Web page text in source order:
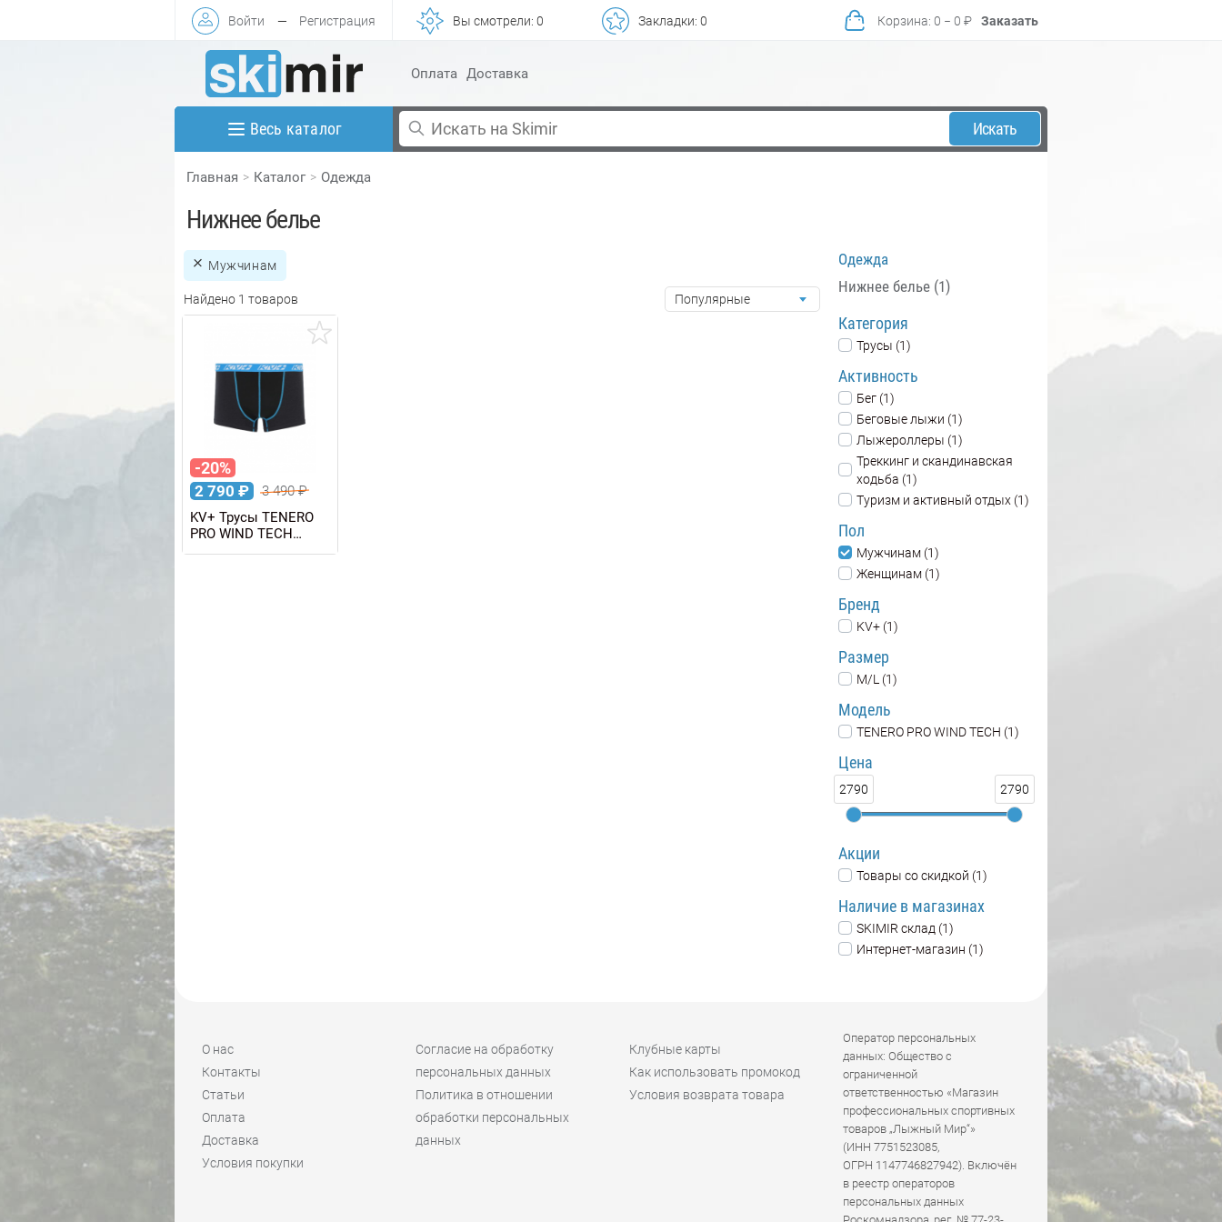
Войти — Регистрация Вы смотрели: 0 Закладки: 0 Корзина: 0 − 0 ₽ Заказать
Оплата Доставка
Весь каталог Искать
Главная Каталог Одежда
Нижнее белье
Мужчинам
Найдено 1 товаров Популярные
-20%
2 790 ₽ 3 490₽
KV+ Трусы TENERO
PRO WIND TECH
мужские
Одежда
Нижнее белье (1)
Категория
Трусы (1)
Активность
Бег (1)
Беговые лыжи (1)
Лыжероллеры (1)
Треккинг и скандинавская
ходьба (1)
Туризм и активный отдых (1)
Пол
Мужчинам (1)
Женщинам (1)
Бренд
KV+ (1)
Размер
M/L (1)
Модель
TENERO PRO WIND TECH (1)
Цена
2790 2790
Акции
Товары со скидкой (1)
Наличие в магазинах
SKIMIR склад (1)
Интернет-магазин (1)
О нас
Контакты
Статьи
Оплата
Доставка
Условия покупки
Согласие на обработку
персональных данных
Политика в отношении
обработки персональных
данных
Клубные карты
Как использовать промокод
Условия возврата товара
Оператор персональных
данных: Общество с
ограниченной
ответственностью «Магазин
профессиональных спортивных
товаров „Лыжный Мир“»
(ИНН 7751523085,
ОГРН 1147746827942). Включён
в реестр операторов
персональных данных